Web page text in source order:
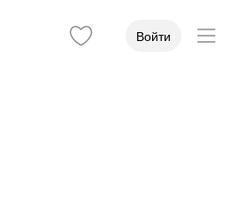
Войти